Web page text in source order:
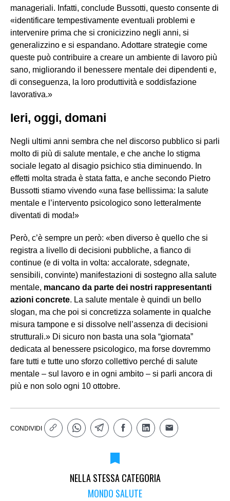
manageriali. Infatti, conclude Bussotti, questo consente di
«identificare tempestivamente eventuali problemi e
intervenire prima che si cronicizzino negli anni, si
generalizzino e si espandano. Adottare strategie come
queste può contribuire a creare un ambiente di lavoro più
sano, migliorando il benessere mentale dei dipendenti e,
di conseguenza, la loro produttività e soddisfazione
lavorativa.»
Ieri, oggi, domani
Negli ultimi anni sembra che nel discorso pubblico si parli
molto di più di salute mentale, e che anche lo stigma
sociale legato al disagio psichico stia diminuendo. In
effetti molta strada è stata fatta, e anche secondo Pietro
Bussotti stiamo vivendo «una fase bellissima: la salute
mentale e l’intervento psicologico sono letteralmente
diventati di moda!»
Però, c’è sempre un però: «ben diverso è quello che si
registra a livello di decisioni pubbliche, a fianco di
continue (e di volta in volta: accalorate, sdegnate,
sensibili, convinte) manifestazioni di sostegno alla salute
mentale, mancano da parte dei nostri rappresentanti
azioni concrete. La salute mentale è quindi un bello
slogan, ma che poi si concretizza solamente in qualche
misura tampone e si dissolve nell’assenza di decisioni
strutturali.» Di sicuro non basta una sola “giornata”
dedicata al benessere psicologico, ma forse dovremmo
fare tutti e tutte uno sforzo collettivo perché di salute
mentale – sul lavoro e in ogni ambito – si parli ancora di
più e non solo ogni 10 ottobre.
CONDIVIDI
NELLA STESSA CATEGORIA
MONDO SALUTE